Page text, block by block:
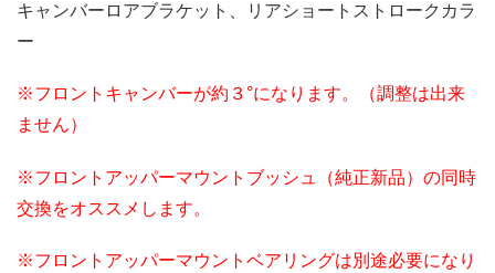
キャンバーロアブラケット、リアショートストロークカラ
ー
※フロントキャンバーが約３°になります。（調整は出来
ません）
※フロントアッパーマウントブッシュ（純正新品）の同時
交換をオススメします。
※フロントアッパーマウントベアリングは別途必要になり